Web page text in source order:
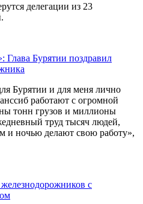
делегации из 23
Бурятии поздравил
Бурятии и для меня лично
работают с огромной
тонн грузов и миллионы
труд тысяч людей,
и ночью делают свою работу»,
с